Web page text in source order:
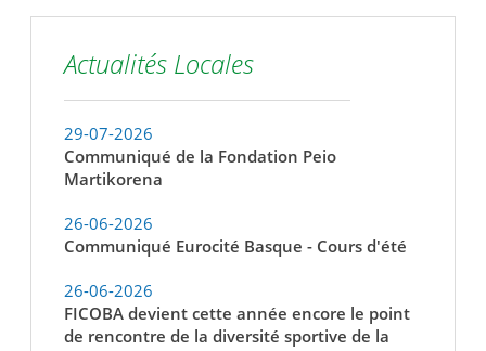
Actualités Locales
29-07-2026
Communiqué de la Fondation Peio
Martikorena
26-06-2026
Communiqué Eurocité Basque - Cours d'été
26-06-2026
FICOBA devient cette année encore le point
de rencontre de la diversité sportive de la